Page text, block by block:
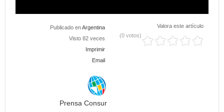
Publicado enArgentina
Visto 82 veces
Imprimir
Email
Valora este artículo
(0 votos)
Prensa Consur